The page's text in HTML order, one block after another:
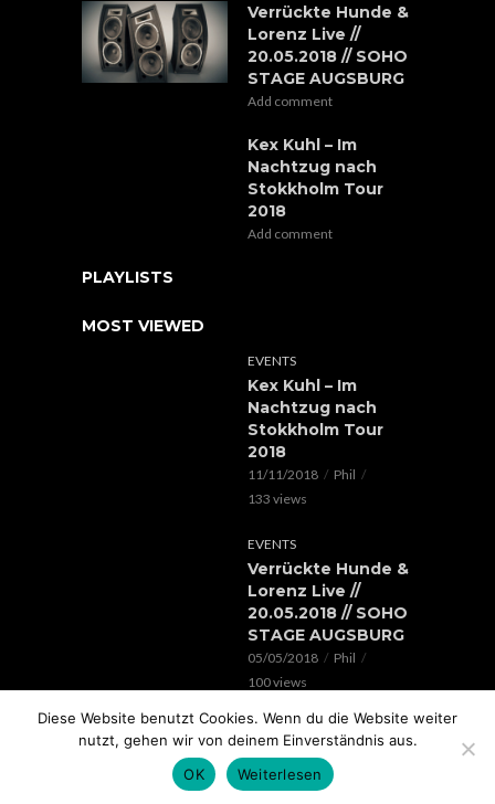
Verrückte Hunde &
Lorenz Live //
20.05.2018 // SOHO
STAGE AUGSBURG
Add comment
Kex Kuhl – Im
Nachtzug nach
Stokkholm Tour
2018
Add comment
PLAYLISTS
MOST VIEWED
EVENTS
Kex Kuhl – Im
Nachtzug nach
Stokkholm Tour
2018
11/11/2018
Phil
133 views
EVENTS
Verrückte Hunde &
Lorenz Live //
20.05.2018 // SOHO
STAGE AUGSBURG
05/05/2018
Phil
100 views
EVENTS
Rap im Ring 2017
mit Edgar Wasser,
Lemur, Battle Rap
Diese Website benutzt Cookies. Wenn du die Website weiter
nutzt, gehen wir von deinem Einverständnis aus.
OK
Weiterlesen